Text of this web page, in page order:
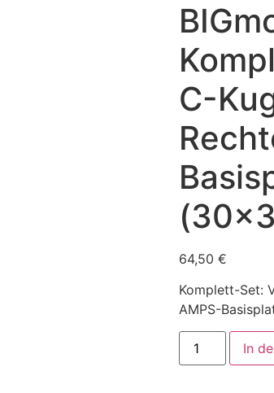
C-
64,50 €
Komplett-Set:
AMPS-
In